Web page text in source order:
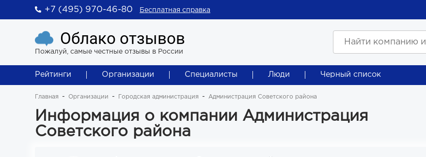
+7 (495) 970-46-80 Бесплатная справка
Облако отзывов
Пожалуй, самые честные отзывы в России
Рейтинги Организации Специалисты Люди Черный список
Главная Организации Городская администрация Администрация Советского района
Информация о компании Администрация
Советского района